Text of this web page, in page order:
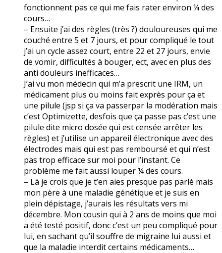
fonctionnent pas ce qui me fais rater environ ¼ des
cours…
– Ensuite j’ai des règles (très ?) douloureuses qui me
couché entre 5 et 7 jours, et pour compliqué le tout
j’ai un cycle assez court, entre 22 et 27 jours, envie
de vomir, difficultés à bouger, ect, avec en plus des
anti douleurs inefficaces…
J’ai vu mon médecin qui m’a prescrit une IRM, un
médicament plus ou moins fait exprès pour ça et
une pilule (jsp si ça va passerpar la modération mais
c’est Optimizette, desfois que ça passe pas c’est une
pilule dite micro dosée qui est censée arrêter les
règles) et j’utilise un appareil électronique avec des
électrodes mais qui est pas remboursé et qui n’est
pas trop efficace sur moi pour l’instant. Ce
problème me fait aussi louper ¼ des cours.
– Là je crois que je t’en aies presque pas parlé mais
mon père à une maladie génétique et je suis en
plein dépistage, j’aurais les résultats vers mi
décembre. Mon cousin qui à 2 ans de moins que moi
a été testé positif, donc c’est un peu compliqué pour
lui, en sachant qu’il souffre de migraine lui aussi et
que la maladie interdit certains médicaments…